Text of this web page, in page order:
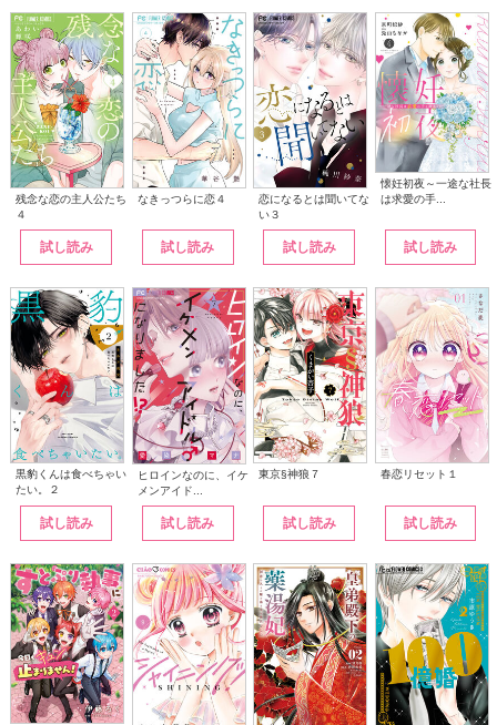
残念な恋の主人公たち
４
試し読み
なきっつらに恋４
試し読み
恋になるとは聞いてな
い３
試し読み
懐妊初夜～一途な社長
は求愛の手...
試し読み
黒豹くんは食べちゃい
たい。２
試し読み
ヒロインなのに、イケ
メンアイド...
試し読み
東京§神狼７
試し読み
春恋リセット１
試し読み